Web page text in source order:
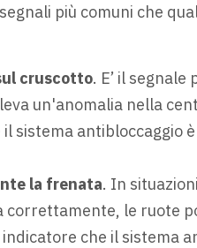
più comuni che
cruscotto. E’ il segnale
un'anomalia nella
sistema antibloccaggio
la frenata. In
correttamente, le ruote
che il sistema